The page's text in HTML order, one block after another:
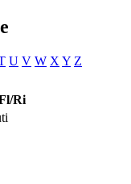
U V W X Y Z
Ri